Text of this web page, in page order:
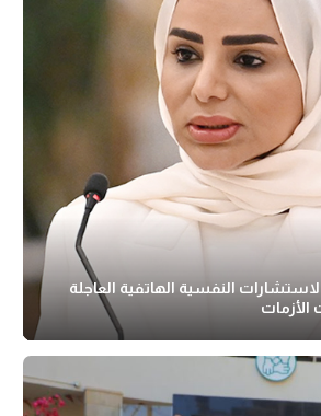
النفسية الهاتفية العاجلة
الأزمات